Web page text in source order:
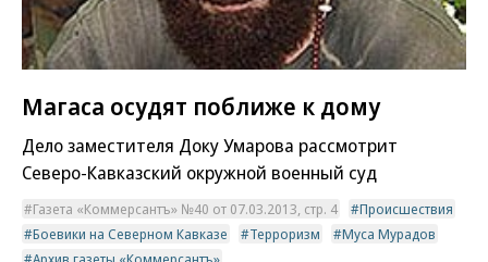
Магаса осудят поближе к дому
Дело заместителя Доку Умарова рассмотрит
Северо-Кавказский окружной военный суд
Газета «Коммерсантъ» №40 от 07.03.2013, стр. 4
Происшествия
Боевики на Северном Кавказе
Терроризм
Муса Мурадов